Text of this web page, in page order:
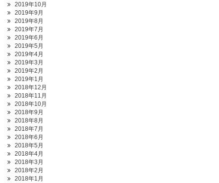
2019年10月
2019年9月
2019年8月
2019年7月
2019年6月
2019年5月
2019年4月
2019年3月
2019年2月
2019年1月
2018年12月
2018年11月
2018年10月
2018年9月
2018年8月
2018年7月
2018年6月
2018年5月
2018年4月
2018年3月
2018年2月
2018年1月